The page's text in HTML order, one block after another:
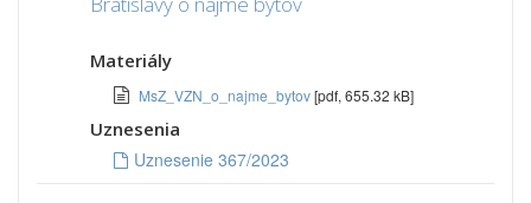
Materiály
MsZ_VZN_o_najme_bytov[pdf, 655.32 kB]
Uznesenia
Uznesenie 367/2023